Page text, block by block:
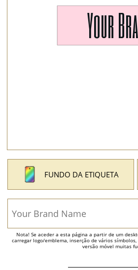
FUNDO DA ETIQUETA
Nota! Se aceder a esta página a partir de um
carregar logo/emblema, inserção de vários
versão móvel muitas